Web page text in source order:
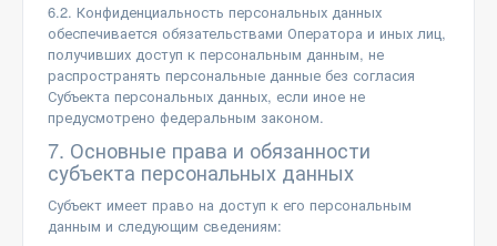
6.2. Конфиденциальность персональных данных
обеспечивается обязательствами Оператора и иных лиц,
получивших доступ к персональным данным, не
распространять персональные данные без согласия
Субъекта персональных данных, если иное не
предусмотрено федеральным законом.
7. Основные права и обязанности
субъекта персональных данных
Субъект имеет право на доступ к его персональным
данным и следующим сведениям: